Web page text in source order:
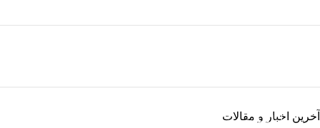
اطلاعات بیشتر
آخرین اخبار و مقالات